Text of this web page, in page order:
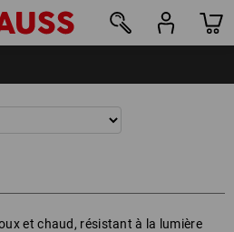
et chaud, résistant à la lumière